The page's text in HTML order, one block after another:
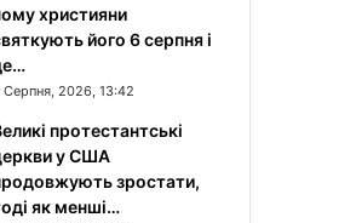
християни
його 6 серпня і
Серпня, 2026, 13:42
протестантські
у США
зростати,
як менші…